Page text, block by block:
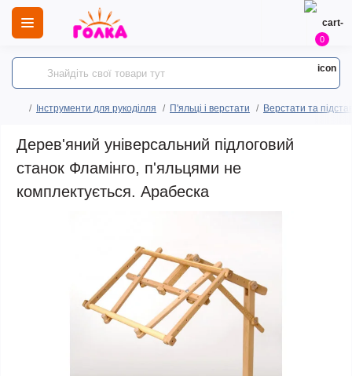
0
Інструменти для рукоділля П'яльці і верстати Верстати та
Дерев'яний універсальний підлоговий
станок Фламінго, п'яльцями не
комплектується. Арабеска